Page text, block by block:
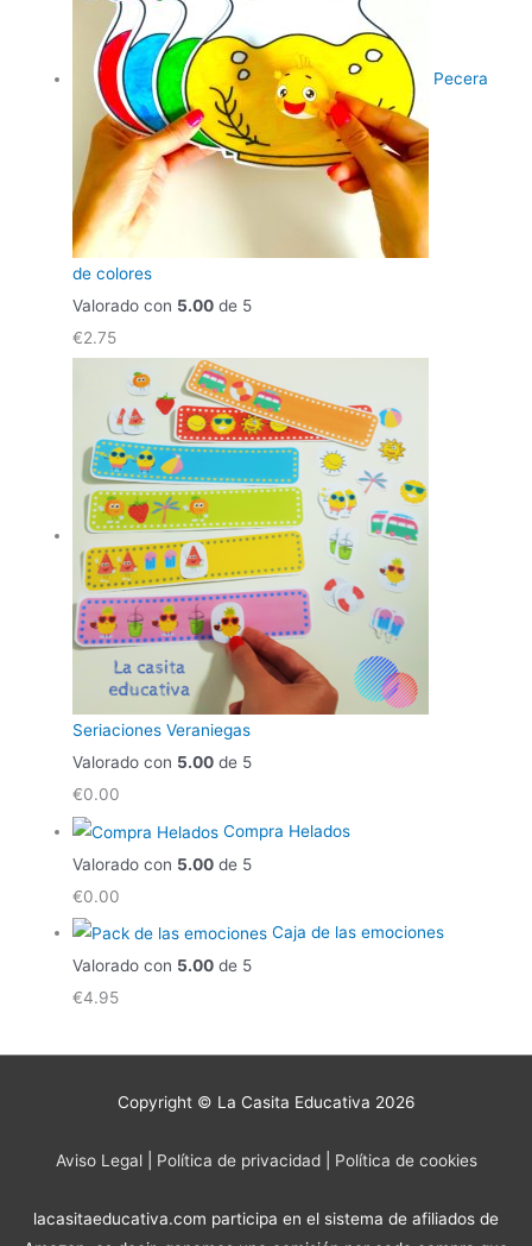
Pecera
de colores
Valorado con 5.00 de 5
€2.75
Seriaciones Veraniegas
Valorado con 5.00 de 5
€0.00
Compra Helados
Valorado con 5.00 de 5
€0.00
Caja de las emociones
Valorado con 5.00 de 5
€4.95
Copyright © La Casita Educativa 2026
Aviso Legal| Política de privacidad| Política de cookies
lacasitaeducativa.com participa en el sistema de afiliados de